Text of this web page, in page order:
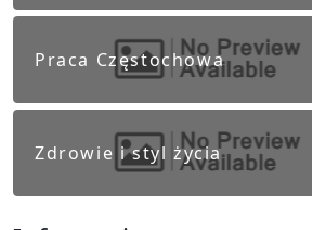
Praca Częstochowa
Zdrowie i styl życia